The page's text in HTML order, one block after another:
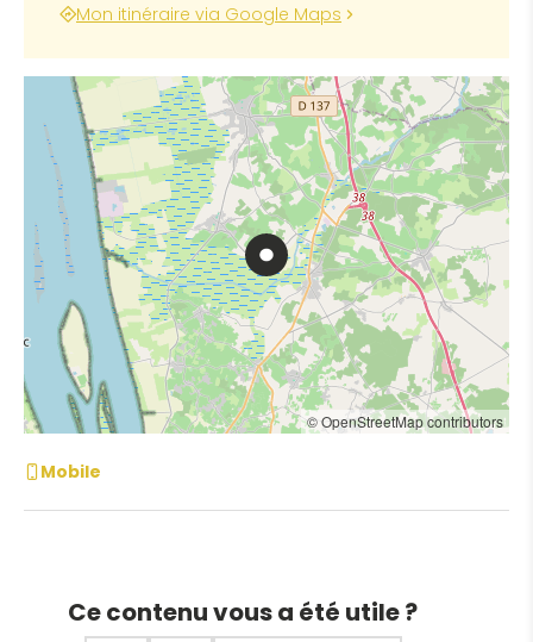
Mon itinéraire via Google Maps
© OpenStreetMap contributors
Mobile
Ce contenu vous a été utile ?